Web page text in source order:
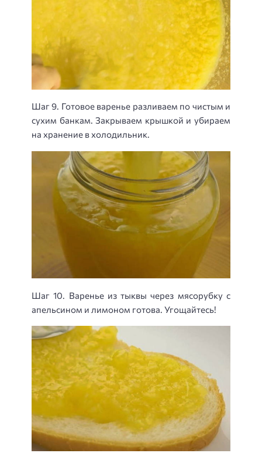
Шаг 9. Готовое варенье разливаем по чистым и
сухим банкам. Закрываем крышкой и убираем
на хранение в холодильник.
Шаг 10. Варенье из тыквы через мясорубку с
апельсином и лимоном готова. Угощайтесь!